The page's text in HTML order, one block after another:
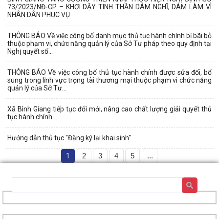
73/2023/NĐ-CP – KHƠI DẬY TINH THẦN DÁM NGHĨ, DÁM LÀM VÌ
NHÂN DÂN PHỤC VỤ
THÔNG BÁO Về việc công bố danh mục thủ tục hành chính bị bãi bỏ
thuộc phạm vi, chức năng quản lý của Sở Tư pháp theo quy định tại
Nghị quyết số...
THÔNG BÁO Về việc công bố thủ tục hành chính được sửa đổi, bổ
sung trong lĩnh vực trọng tài thương mại thuộc phạm vi chức năng
quản lý của Sở Tư...
Xã Bình Giang tiếp tục đổi mới, nâng cao chất lượng giải quyết thủ
tục hành chính
Hướng dẫn thủ tục "Đăng ký lại khai sinh"
1 2 3 4 5 ...